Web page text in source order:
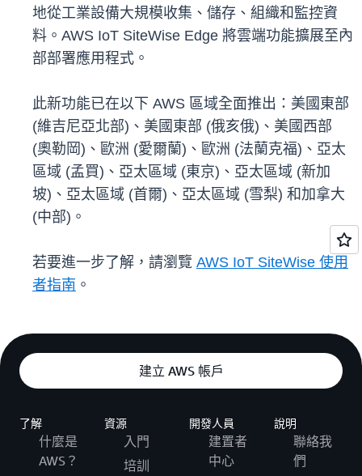
地從工業設備大規模收集、儲存、組織和監控資
料。AWS IoT SiteWise Edge 將雲端功能擴展至內
部部署應用程式。
此新功能已在以下 AWS 區域全面推出：美國東部
(維吉尼亞北部)、美國東部 (俄亥俄)、美國西部
(奧勒岡)、歐洲 (愛爾蘭)、歐洲 (法蘭克福)、亞太
區域 (孟買)、亞太區域 (東京)、亞太區域 (新加
坡)、亞太區域 (首爾)、亞太區域 (雪梨) 和加拿大
(中部)。
若要進一步了解，請瀏覽 AWS IoT SiteWise 使用
者指南 。
建立 AWS 帳戶
了解
什麼是
AWS？
資源
入門
培訓
開發人員
建置者
中心
說明
聯絡我
們